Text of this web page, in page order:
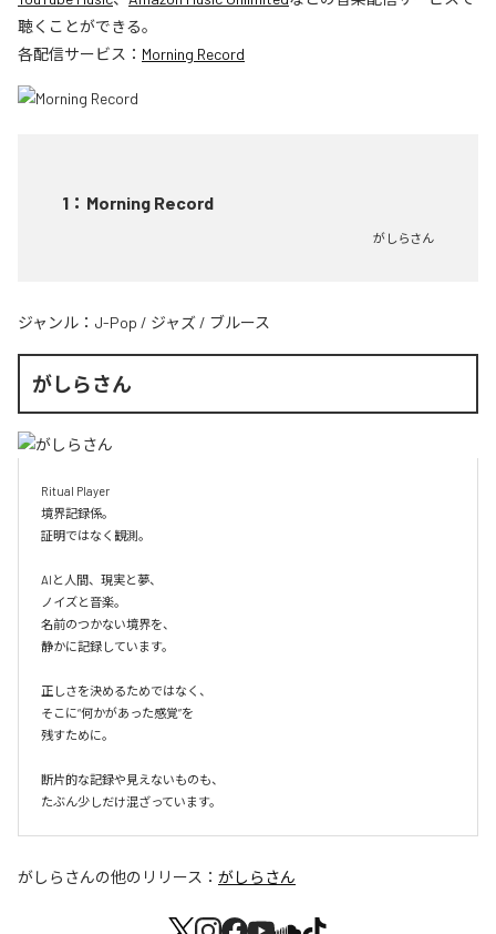
聴くことができる。
各配信サービス： Morning Record
1 ： Morning Record
がしらさん
ジャンル： J-Pop / ジャズ / ブルース
がしらさん
Ritual Player
境界記録係。
証明ではなく観測。
AIと人間、現実と夢、
ノイズと音楽。
名前のつかない境界を、
静かに記録しています。
正しさを決めるためではなく、
そこに“何かがあった感覚”を
残すために。
断片的な記録や見えないものも、
たぶん少しだけ混ざっています。
がしらさんの他のリリース： がしらさん